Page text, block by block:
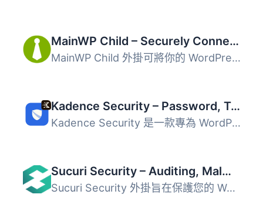
MainWP Child – Securely Connects to the MainWP Dashboard to Manage Multiple Sites
MainWP Child 外掛可將你的 WordPress 網站安全連線至自架的 ...
Kadence Security – Password, Two Factor Authentication, and Brute Force Protection
Kadence Security 是一款專為 WordPress 網站設計的安全外掛...
Sucuri Security – Auditing, Malware Scanner and Security Hardening
Sucuri Security 外掛旨在保護您的 WordPress 網站，提供全面...